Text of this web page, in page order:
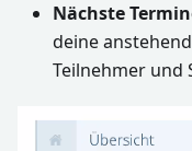
Nächste
deine
Teilnehmer und